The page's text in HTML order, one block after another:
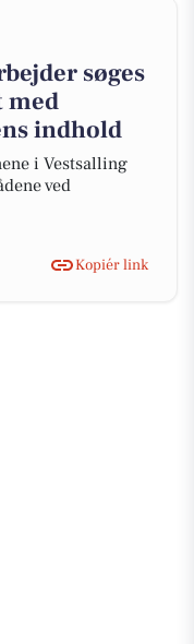
søges
med
indhold
i Vestsalling
ved
Kopiér link